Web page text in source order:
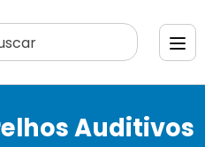
Auditivos